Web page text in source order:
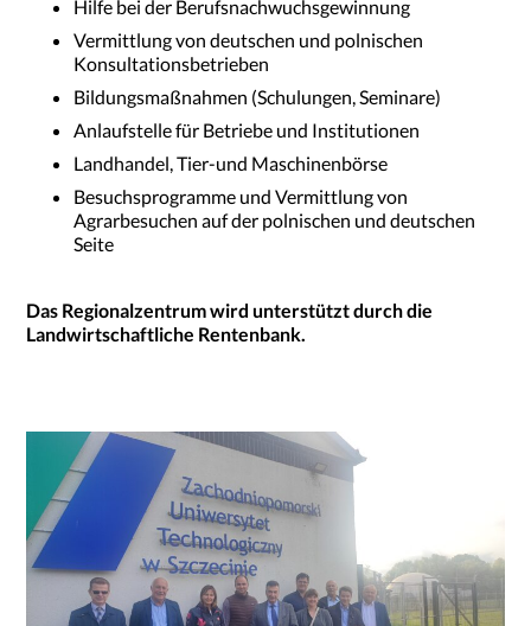
Hilfe bei der Berufsnachwuchsgewinnung
Vermittlung von deutschen und polnischen
Konsultationsbetrieben
Bildungsmaßnahmen (Schulungen, Seminare)
Anlaufstelle für Betriebe und Institutionen
Landhandel, Tier-und Maschinenbörse
Besuchsprogramme und Vermittlung von
Agrarbesuchen auf der polnischen und deutschen
Seite
Das Regionalzentrum wird unterstützt durch die
Landwirtschaftliche Rentenbank.